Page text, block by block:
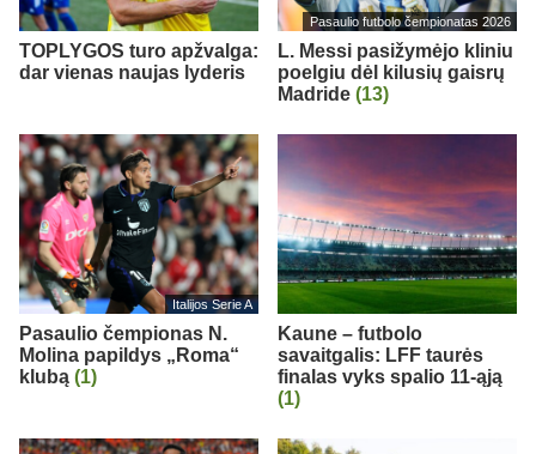
TOPLYGOS turo apžvalga:
dar vienas naujas lyderis
Pasaulio futbolo čempionatas 2026
L. Messi pasižymėjo kliniu
poelgiu dėl kilusių gaisrų
Madride (13)
Italijos Serie A
Pasaulio čempionas N.
Molina papildys „Roma“
klubą (1)
Kaune – futbolo
savaitgalis: LFF taurės
finalas vyks spalio 11-ąją
(1)